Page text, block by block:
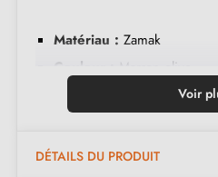
Matériau : Zamak
Couleur :
Marron olive
Nettoyer avec
Disponibles en 10 couleurs
Voir
DÉTAILS DU PRODUIT